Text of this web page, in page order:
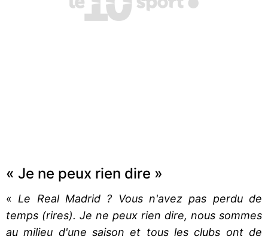
« Je ne peux rien dire »
« Le Real Madrid ? Vous n'avez pas perdu de
temps (rires). Je ne peux rien dire, nous sommes
au milieu d'une saison et tous les clubs ont de